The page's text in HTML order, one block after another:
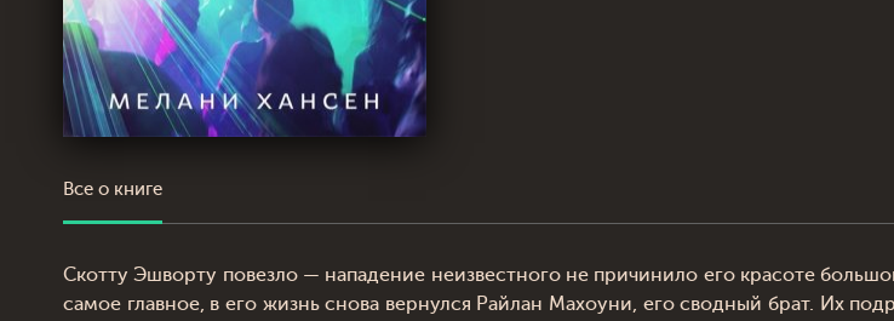
Все о книге
Скотту Эшворту повезло — нападение неизвестного не причинило его красоте
самое главное, в его жизнь снова вернулся Райлан Махоуни, его сводный брат. Их